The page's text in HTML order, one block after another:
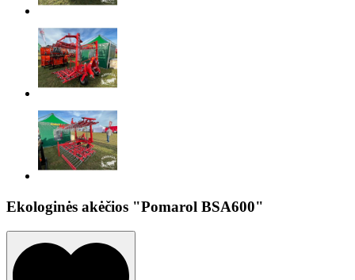
Ekologinės akėčios "Pomarol BSA600"